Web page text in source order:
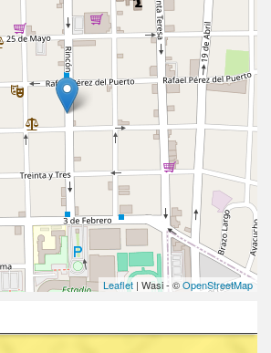
Leaflet | Wasi - ©OpenStreetMap